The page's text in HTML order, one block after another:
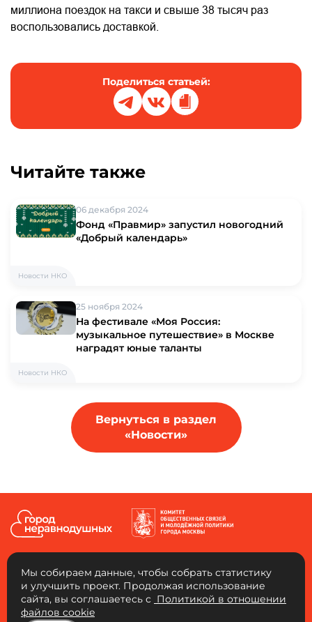
миллиона поездок на такси и свыше 38 тысяч раз
воспользовались доставкой.
Поделиться статьей:
Читайте также
Новости НКО
06 декабря 2024
Фонд «Правмир» запустил новогодний
«Добрый календарь»
Новости НКО
25 ноября 2024
На фестивале «Моя Россия:
музыкальное путешествие» в Москве
наградят юные таланты
Вернуться в раздел
«Новости»
АНО «Город неравнодушных»
Мы собираем данные, чтобы собрать статистику
и улучшить проект. Продолжая использование
сайта, вы соглашаетесь с Политикой в отношении
файлов cookie